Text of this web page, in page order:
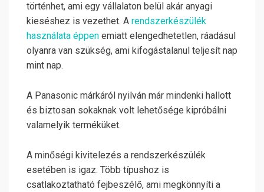
történhet, ami egy vállalaton belül akár anyagi
kieséshez is vezethet. A rendszerkészülék
használata éppen emiatt elengedhetetlen, ráadásul
olyanra van szükség, ami kifogástalanul teljesít nap
mint nap.
A Panasonic márkáról nyilván már mindenki hallott
és biztosan sokaknak volt lehetősége kipróbálni
valamelyik terméküket.
A minőségi kivitelezés a rendszerkészülék
esetében is igaz. Több típushoz is
csatlakoztatható fejbeszélő, ami megkönnyíti a